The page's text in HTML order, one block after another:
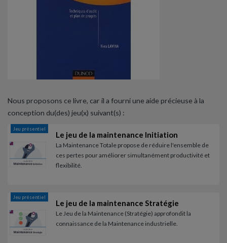
Nous proposons ce livre, car il a fourni une aide précieuse à la
conception du(des) jeu(x) suivant(s) :
Jeu présentiel
Le jeu de la maintenance Initiation
La Maintenance Totale propose de réduire l'ensemble de
ces pertes pour améliorer simultanément productivité et
flexibilité.
Jeu présentiel
Le jeu de la maintenance Stratégie
Le Jeu de la Maintenance (Stratégie) approfondit la
connaissance de la Maintenance industrielle.